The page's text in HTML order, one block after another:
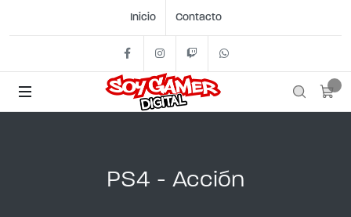
Inicio Contacto
FacebookInstagram
Twitch
PS4 - Acción